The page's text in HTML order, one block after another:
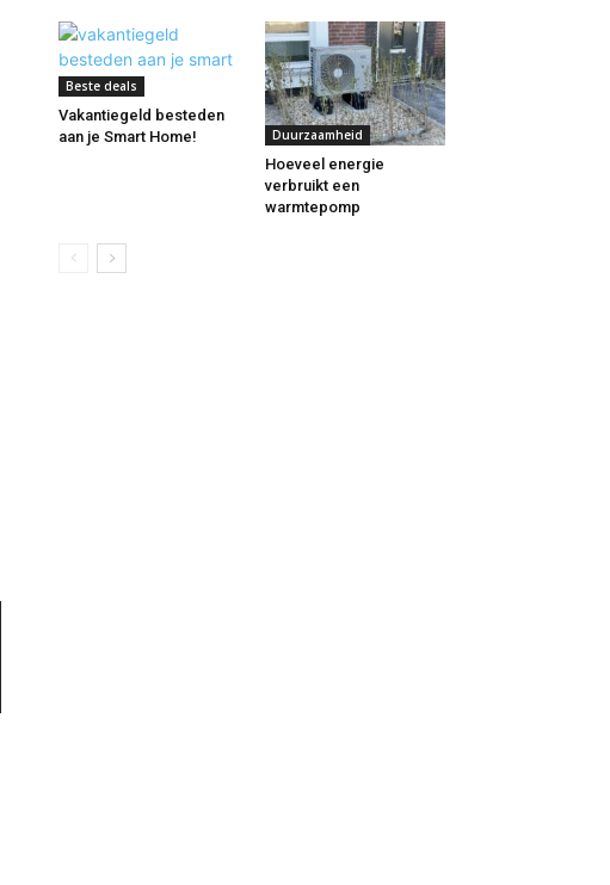
Beste deals
Vakantiegeld besteden
aan je Smart Home!
Duurzaamheid
Hoeveel energie
verbruikt een
warmtepomp